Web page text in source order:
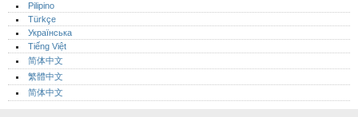
Pilipino
Türkçe
Українська
Tiếng Việt
简体中文
繁體中文
简体中文